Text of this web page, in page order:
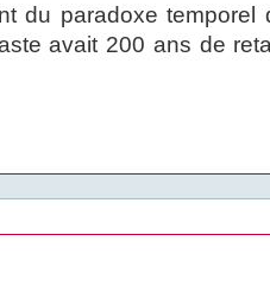
du paradoxe temporel
avait 200 ans de